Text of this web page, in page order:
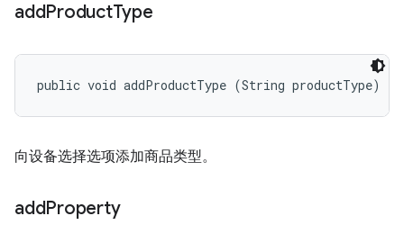
addProductType
public void addProductType (String productType)
向设备选择选项添加商品类型。
addProperty